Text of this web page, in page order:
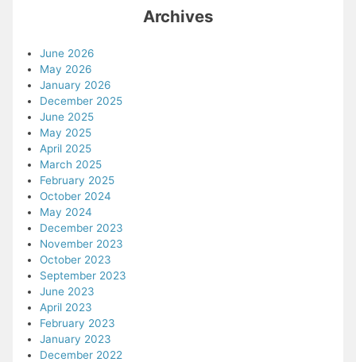
Archives
June 2026
May 2026
January 2026
December 2025
June 2025
May 2025
April 2025
March 2025
February 2025
October 2024
May 2024
December 2023
November 2023
October 2023
September 2023
June 2023
April 2023
February 2023
January 2023
December 2022